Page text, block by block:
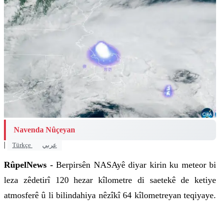
Navenda Nûçeyan
|
Türkçe عربي
RûpelNews -Berpirsên NASAyê diyar kirin ku meteor bi
leza zêdetirî 120 hezar kîlometre di saetekê de ketiye
atmosferê û li bilindahiya nêzîkî 64 kîlometreyan teqiyaye.